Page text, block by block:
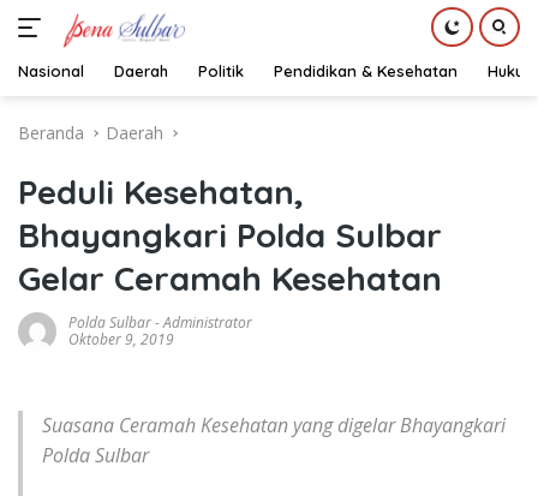
Nasional Daerah Politik Pendidikan & Kesehatan Hukum
Beranda Daerah
Peduli Kesehatan,
Bhayangkari Polda Sulbar
Gelar Ceramah Kesehatan
Polda Sulbar-Administrator
Oktober 9, 2019
Suasana Ceramah Kesehatan yang digelar Bhayangkari
Polda Sulbar